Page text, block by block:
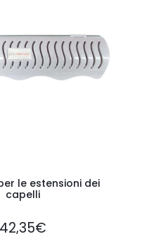
le estensioni dei
capelli
42,35€